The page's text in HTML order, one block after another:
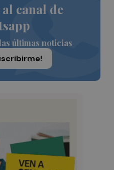
canal de
últimas noticias